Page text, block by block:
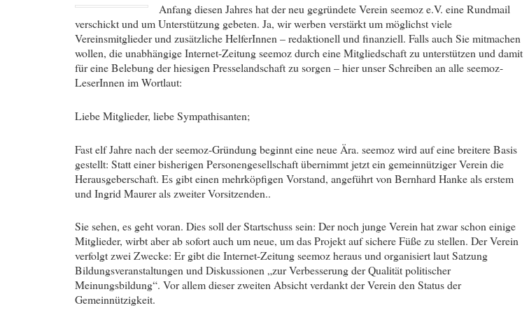
Anfang diesen Jahres hat der neu gegründete Verein seemoz e.V. eine Rundmail
verschickt und um Unterstützung gebeten. Ja, wir werben verstärkt um möglichst viele
Vereinsmitglieder und zusätzliche HelferInnen – redaktionell und finanziell. Falls auch Sie mitmachen
wollen, die unabhängige Internet-Zeitung seemoz durch eine Mitgliedschaft zu unterstützen und damit
für eine Belebung der hiesigen Presselandschaft zu sorgen – hier unser Schreiben an alle seemoz-
LeserInnen im Wortlaut:
Liebe Mitglieder, liebe Sympathisanten;
Fast elf Jahre nach der seemoz-Gründung beginnt eine neue Ära. seemoz wird auf eine breitere Basis
gestellt: Statt einer bisherigen Personengesellschaft übernimmt jetzt ein gemeinnütziger Verein die
Herausgeberschaft. Es gibt einen mehrköpfigen Vorstand, angeführt von Bernhard Hanke als erstem
und Ingrid Maurer als zweiter Vorsitzenden..
Sie sehen, es geht voran. Dies soll der Startschuss sein: Der noch junge Verein hat zwar schon einige
Mitglieder, wirbt aber ab sofort auch um neue, um das Projekt auf sichere Füße zu stellen. Der Verein
verfolgt zwei Zwecke: Er gibt die Internet-Zeitung seemoz heraus und organisiert laut Satzung
Bildungsveranstaltungen und Diskussionen „zur Verbesserung der Qualität politischer
Meinungsbildung“. Vor allem dieser zweiten Absicht verdankt der Verein den Status der
Gemeinnützigkeit.